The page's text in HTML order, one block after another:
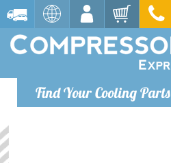
Find Your Cooling Parts